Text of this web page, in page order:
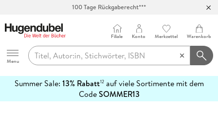
100 Tage Rückgaberecht***
Hugendubel
Menu
Filiale Konto Merkzettel Warenkorb
Summer Sale: 13% Rabatt12auf viele Sortimente mit dem
CodeSOMMER13
erfahren